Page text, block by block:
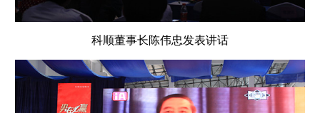
科顺董事长陈伟忠发表讲话